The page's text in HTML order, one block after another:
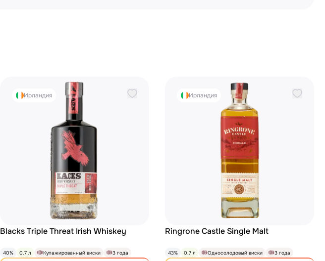
Ирландия
Blacks Triple Threat Irish Whiskey
40% 0.7 л Купажированный виски 3 года
Ирландия
Ringrone Castle Single Malt
43% 0.7 л Односолодовый виски 3 года